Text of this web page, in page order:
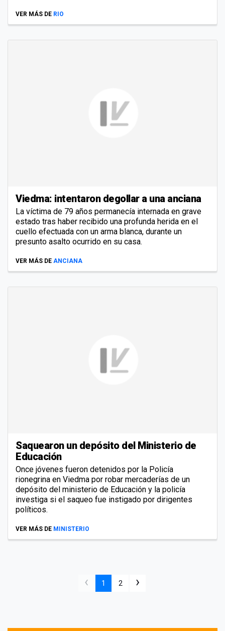
VER MÁS DE RIO
Viedma: intentaron degollar a una anciana
La víctima de 79 años permanecía internada en grave
estado tras haber recibido una profunda herida en el
cuello efectuada con un arma blanca, durante un
presunto asalto ocurrido en su casa.
VER MÁS DE ANCIANA
Saquearon un depósito del Ministerio de
Educación
Once jóvenes fueron detenidos por la Policía
rionegrina en Viedma por robar mercaderías de un
depósito del ministerio de Educación y la policía
investiga si el saqueo fue instigado por dirigentes
políticos.
VER MÁS DE MINISTERIO
‹ 1 2 ›